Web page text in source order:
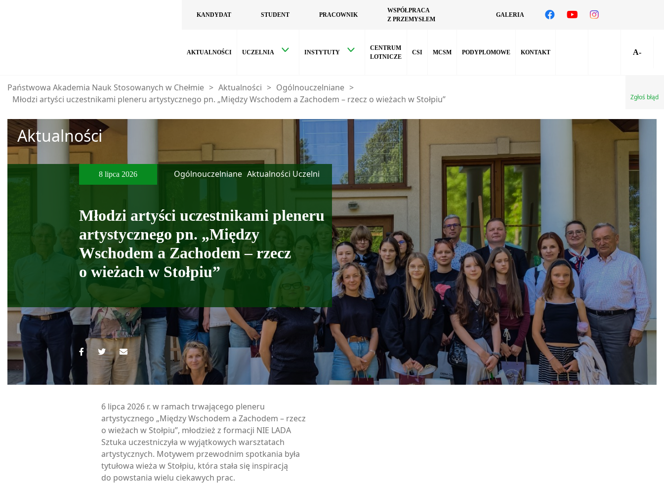
KANDYDAT STUDENT PRACOWNIK
WSPÓŁPRACA
Z PRZEMYSŁEM
GALERIA
AKTUALNOŚCI UCZELNIA INSTYTUTY
CENTRUM
LOTNICZE
CSI MCSM PODYPLOMOWE KONTAKT A-
Zgłoś błąd
Państwowa Akademia Nauk Stosowanych w Chełmie > Aktualności > Ogólnouczelniane >
Młodzi artyści uczestnikami pleneru artystycznego pn. „Między Wschodem a Zachodem – rzecz o wieżach w Stołpiu”
Aktualności
8 lipca 2026 Ogólnouczelniane Aktualności Uczelni
Młodzi artyści uczestnikami pleneru
artystycznego pn. „Między
Wschodem a Zachodem – rzecz
o wieżach w Stołpiu”
6 lipca 2026 r. w ramach trwającego pleneru
artystycznego „Między Wschodem a Zachodem – rzecz
o wieżach w Stołpiu”, młodzież z formacji NIE LADA
Sztuka uczestniczyła w wyjątkowych warsztatach
artystycznych. Motywem przewodnim spotkania była
tytułowa wieża w Stołpiu, która stała się inspiracją
do powstania wielu ciekawych prac.